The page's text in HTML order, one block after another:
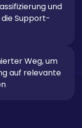
und
Support-
Weg, um
auf relevante